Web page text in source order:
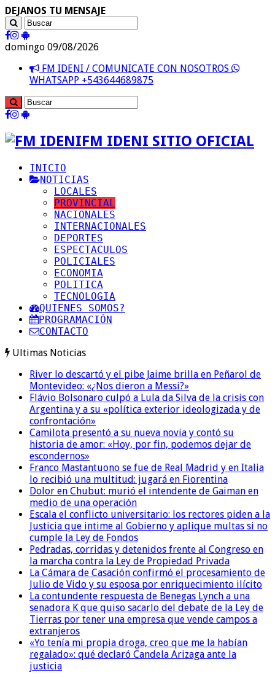
DEJANOS TU MENSAJE
domingo 09/08/2026
FM IDENI / COMUNICATE CON NOSOTROS
WHATSAPP +543644689875
FM IDENI SITIO OFICIAL
INICIO
NOTICIAS
LOCALES
PROVINCIAL
NACIONALES
INTERNACIONALES
DEPORTES
ESPECTACULOS
POLICIALES
ECONOMIA
POLITICA
TECNOLOGIA
QUIENES SOMOS?
PROGRAMACIÓN
CONTACTO
Ultimas Noticias
River lo descartó y el pibe Jaime brilla en Peñarol de
Montevideo: «¿Nos dieron a Messi?»
Flávio Bolsonaro culpó a Lula da Silva de la crisis con
Argentina y a su «política exterior ideologizada y de
confrontación»
Camilota presentó a su nueva novia y contó su
historia de amor: «Hoy, por fin, podemos dejar de
escondernos»
Franco Mastantuono se fue de Real Madrid y en Italia
lo recibió una multitud: jugará en Fiorentina
Dolor en Chubut: murió el intendente de Gaiman en
medio de una operación
Escala el conflicto universitario: los rectores piden a la
Justicia que intime al Gobierno y aplique multas si no
cumple la Ley de Fondos
Pedradas, corridas y detenidos frente al Congreso en
la marcha contra la Ley de Propiedad Privada
La Cámara de Casación confirmó el procesamiento de
Julio de Vido y su esposa por enriquecimiento ilícito
La contundente respuesta de Benegas Lynch a una
senadora K que quiso sacarlo del debate de la Ley de
Tierras por tener una empresa que vende campos a
extranjeros
«Yo tenía mi propia droga, creo que me la habían
regalado»: qué declaró Candela Arizaga ante la
justicia